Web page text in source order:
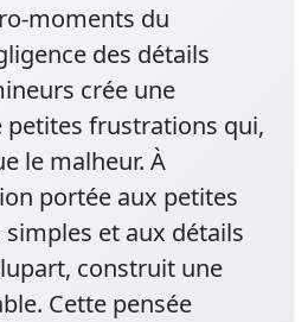
moments du
des détails
crée une
petites frustrations qui,
le malheur. À
portée aux petites
et aux détails
construit une
Cette pensée